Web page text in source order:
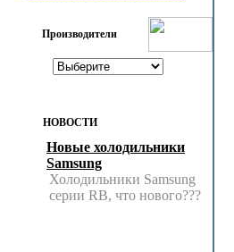
Производители
НОВОСТИ
Новые холодильники
Samsung
Холодильники Samsung
серии RB, что нового???